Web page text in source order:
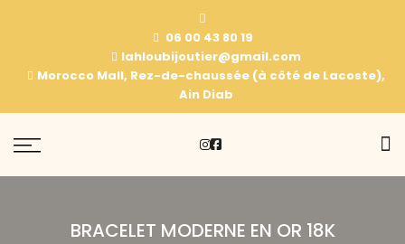
06 00 43 80 19
lahloubijoutier@gmail.com
Morocco Mall, Rez-de-chaussée (à côté de Lacoste),
Ain Diab
BRACELET MODERNE EN OR 18K